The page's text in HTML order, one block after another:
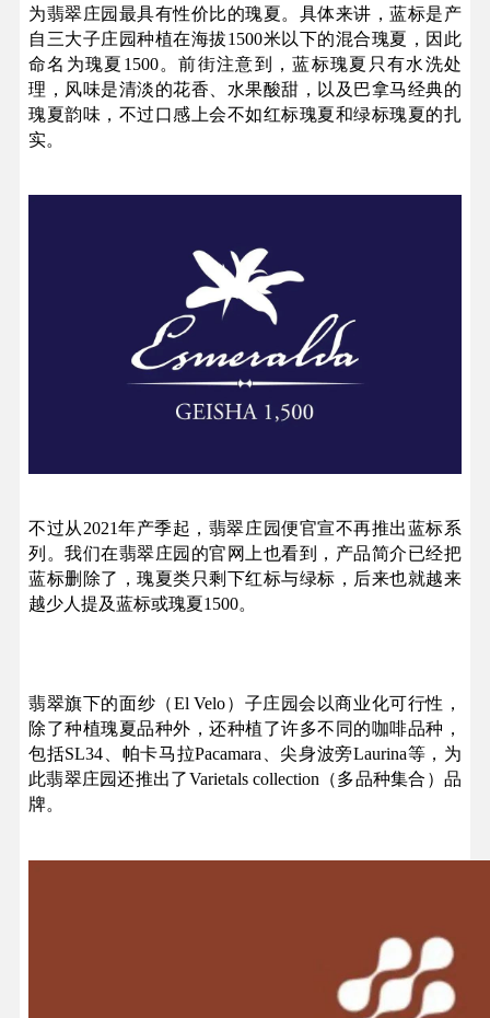
为翡翠庄园最具有性价比的瑰夏。具体来讲，蓝标是产
自三大子庄园种植在海拔1500米以下的混合瑰夏，因此
命名为瑰夏1500。前街注意到，蓝标瑰夏只有水洗处
理，风味是清淡的花香、水果酸甜，以及巴拿马经典的
瑰夏韵味，不过口感上会不如红标瑰夏和绿标瑰夏的扎
实。
不过从2021年产季起，翡翠庄园便官宣不再推出蓝标系
列。我们在翡翠庄园的官网上也看到，产品简介已经把
蓝标删除了，瑰夏类只剩下红标与绿标，后来也就越来
越少人提及蓝标或瑰夏1500。
翡翠旗下的面纱（El Velo）子庄园会以商业化可行性，
除了种植瑰夏品种外，还种植了许多不同的咖啡品种，
包括SL34、帕卡马拉Pacamara、尖身波旁Laurina等，为
此翡翠庄园还推出了Varietals collection（多品种集合）品
牌。